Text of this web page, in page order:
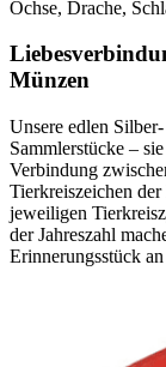
Ochse, Drache,
Münzen
Unsere edlen
Sammlerstücke –
Verbindung
Tierkreiszeichen der
jeweiligen
der Jahreszahl
Erinnerungsstück